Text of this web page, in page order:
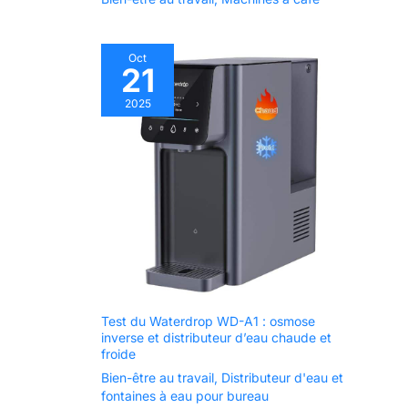
VAINQUEUR - Le
monde des appareils
domestiques intelligents.
Son design innovant, sa
portabilité et ses
caractéristiques
d'efficacité énergétique,
en plus d'avoir remporté
le Global Technical
Product Innovation Award,
Oct
21
2025
Test du Waterdrop WD-A1 : osmose
inverse et distributeur d’eau chaude et
froide
Bien-être au travail, Distributeur d'eau et
fontaines à eau pour bureau